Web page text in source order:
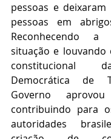
pessoas e
pessoas em
Reconhecendo a
situação e louvando
constitucional
Democrática de
Governo
contribuindo para
autoridades